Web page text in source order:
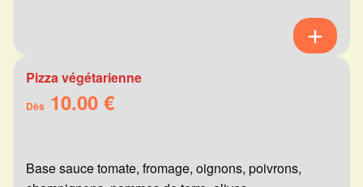
Pizza végétarienne
Dès 10.00 €
Base sauce tomate, fromage, oignons, poivrons,